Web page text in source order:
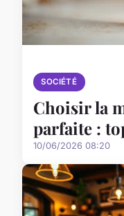
SOCIÉTÉ
Choisir la
parfaite :
10/06/2026 08:20